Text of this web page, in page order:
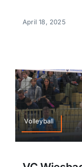
April 18, 2025
Volleyball